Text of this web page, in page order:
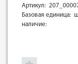
Артикул:
Базовая единица:
наличие: